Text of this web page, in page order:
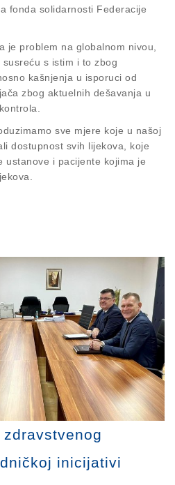
fonda solidarnosti Federacije
je problem na globalnom nivou,
s istim i to zbog
kašnjenja u isporuci od
zbog aktuelnih dešavanja u
sve mjere koje u našoj
dostupnost svih lijekova, koje
ustanove i pacijente kojima je
inicijativi